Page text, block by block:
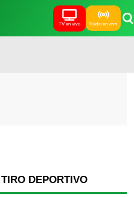
TV en vivo Radio en vivo
DEPORTIVO